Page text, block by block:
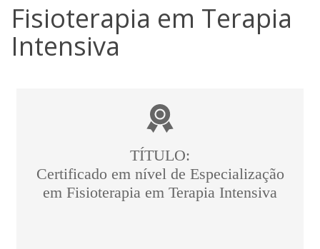
Fisioterapia em Terapia
Intensiva